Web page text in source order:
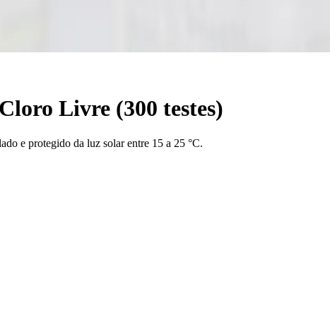
Livre (300 testes)
e protegido da luz solar entre 15 a 25 °C.